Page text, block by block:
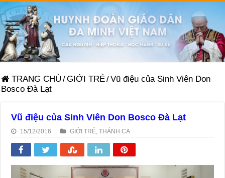
TRANG CHỦ /GIỚI TRẺ/Vũ điệu của Sinh Viên Don
Bosco Đà Lạt
Vũ điệu của Sinh Viên Don Bosco Đà Lạt
15/12/2016 GIỚI TRẺ ,THÁNH CA